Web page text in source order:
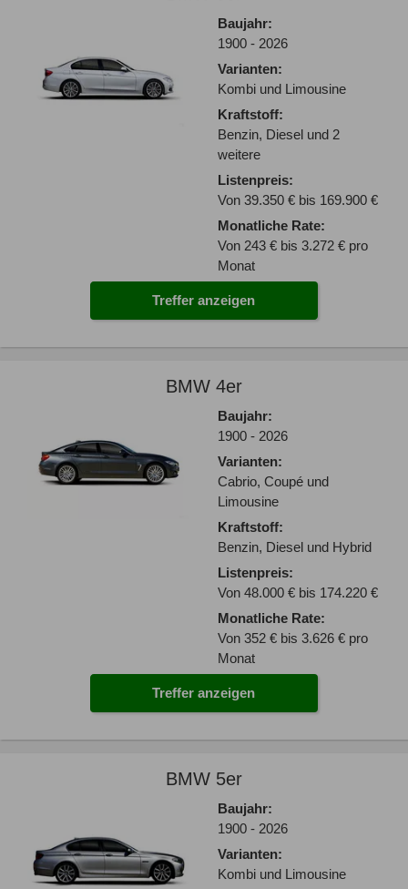
Baujahr:
1900 - 2026
Varianten:
Kombi und Limousine
Kraftstoff:
Benzin, Diesel und 2
weitere
Listenpreis:
Von 39.350 € bis 169.900 €
Monatliche Rate:
Von 243 € bis 3.272 € pro
Monat
Treffer anzeigen
BMW 4er
Baujahr:
1900 - 2026
Varianten:
Cabrio, Coupé und
Limousine
Kraftstoff:
Benzin, Diesel und Hybrid
Listenpreis:
Von 48.000 € bis 174.220 €
Monatliche Rate:
Von 352 € bis 3.626 € pro
Monat
Treffer anzeigen
BMW 5er
Baujahr:
1900 - 2026
Varianten:
Kombi und Limousine